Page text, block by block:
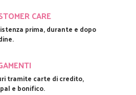
CARE
prima, durante e dopo
tramite carte di credito,
e bonifico.